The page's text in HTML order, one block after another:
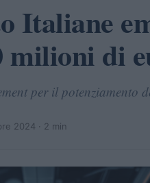
Italiane
milioni di
per il potenziamento
2024 · 2 min